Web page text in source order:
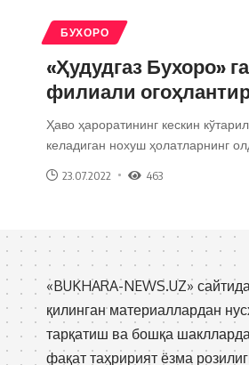
БУХОРО
«Ҳудудгаз Бухоро»
филиали
Ҳаво ҳароратининг кескин
келадиган нохуш ҳолатларнинг
23.07.2022 463
«BUKHARA-NEWS.UZ»
қилинган материаллардан
тарқатиш ва бошқа
фақат таҳририят ёзма